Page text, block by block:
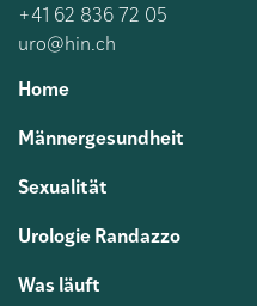
+41 62 836 72 05
uro@hin.ch
Home
Männergesundheit
Sexualität
Urologie Randazzo
Was läuft